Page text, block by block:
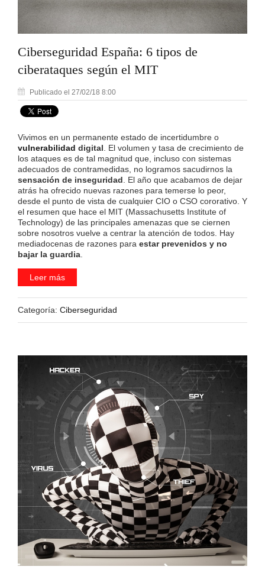
Ciberseguridad España: 6 tipos de
ciberataques según el MIT
Publicado el 27/02/18 8:00
Vivimos en un permanente estado de incertidumbre o
vulnerabilidad digital. El volumen y tasa de crecimiento de
los ataques es de tal magnitud que, incluso con sistemas
adecuados de contramedidas, no logramos sacudirnos la
sensación de inseguridad. El año que acabamos de dejar
atrás ha ofrecido nuevas razones para temerse lo peor,
desde el punto de vista de cualquier CIO o CSO cororativo. Y
el resumen que hace el MIT (Massachusetts Institute of
Technology) de las principales amenazas que se ciernen
sobre nosotros vuelve a centrar la atención de todos. Hay
mediadocenas de razones para estar prevenidos y no
bajar la guardia.
Leer más
Categoría: Ciberseguridad